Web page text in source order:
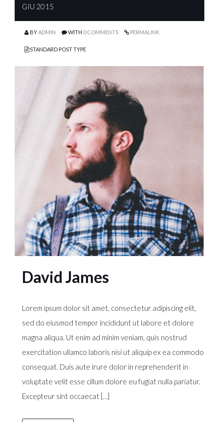
GIU 2015
BYADMIN WITH 0 COMMENTS PERMALINK
STANDARD POST TYPE
David James
Lorem ipsum dolor sit amet, consectetur adipiscing elit,
sed do eiusmod tempor incididunt ut labore et dolore
magna aliqua. Ut enim ad minim veniam, quis nostrud
exercitation ullamco laboris nisi ut aliquip ex ea commodo
consequat. Duis aute irure dolor in reprehenderit in
voluptate velit esse cillum dolore eu fugiat nulla pariatur.
Excepteur sint occaecat […]